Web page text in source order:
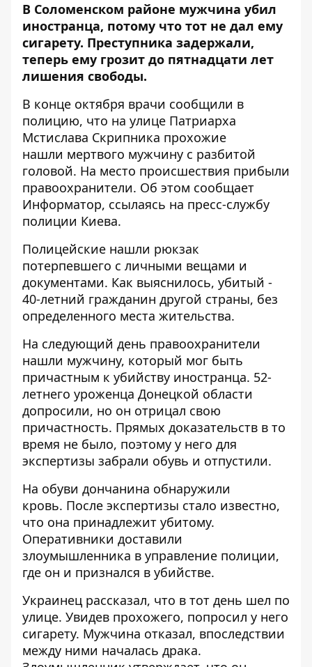
В Соломенском районе мужчина убил
иностранца, потому что тот не дал ему
сигарету. Преступника задержали,
теперь ему грозит до пятнадцати лет
лишения свободы.
В конце октября врачи сообщили в
полицию, что на улице Патриарха
Мстислава Скрипника прохожие
нашли мертвого мужчину с разбитой
головой. На место происшествия прибыли
правоохранители. Об этом сообщает
Информатор, ссылаясь на пресс-службу
полиции Киева.
Полицейские нашли рюкзак
потерпевшего с личными вещами и
документами. Как выяснилось, убитый -
40-летний гражданин другой страны, без
определенного места жительства.
На следующий день правоохранители
нашли мужчину, который мог быть
причастным к убийству иностранца. 52-
летнего уроженца Донецкой области
допросили, но он отрицал свою
причастность. Прямых доказательств в то
время не было, поэтому у него для
экспертизы забрали обувь и отпустили.
На обуви дончанина обнаружили
кровь. После экспертизы стало известно,
что она принадлежит убитому.
Оперативники доставили
злоумышленника в управление полиции,
где он и признался в убийстве.
Украинец рассказал, что в тот день шел по
улице. Увидев прохожего, попросил у него
сигарету. Мужчина отказал, впоследствии
между ними началась драка.